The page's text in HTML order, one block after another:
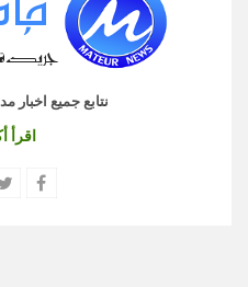
نتابع جميع اخبار
اقرأ